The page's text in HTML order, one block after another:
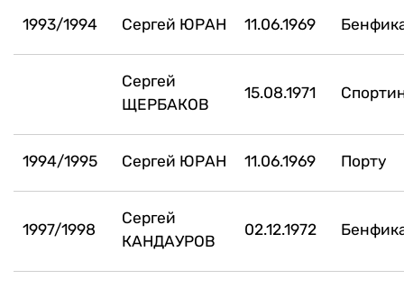
1993/1994 Сергей ЮРАН 11.06.1969
Сергей
ЩЕРБАКОВ
15.08.1971
1994/1995 Сергей ЮРАН 11.06.1969 Порту
1997/1998
Сергей
КАНДАУРОВ
02.12.1972